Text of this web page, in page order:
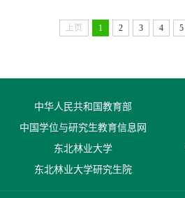
上页 1 2 3 4 5
中华人民共和国教育部
中国学位与研究生教育信息网
东北林业大学
东北林业大学研究生院